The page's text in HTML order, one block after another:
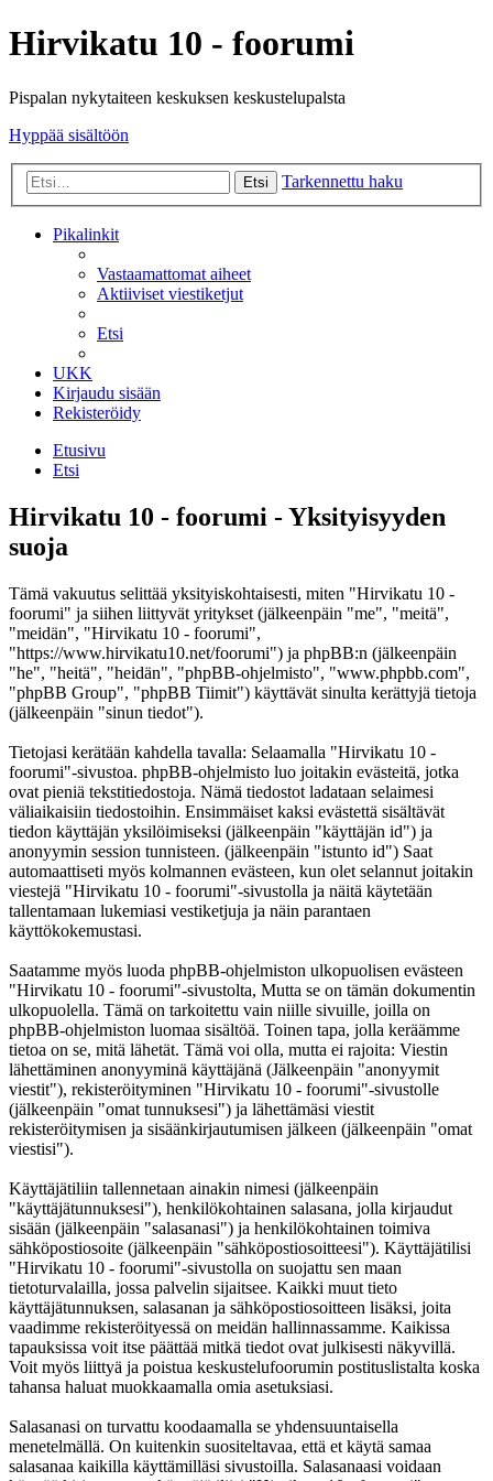
Hirvikatu 10 - foorumi
Pispalan nykytaiteen keskuksen keskustelupalsta
Hyppää sisältöön
Etsi Tarkennettu haku
Pikalinkit
Vastaamattomat aiheet
Aktiiviset viestiketjut
Etsi
UKK
Kirjaudu sisään
Rekisteröidy
Etusivu
Etsi
Hirvikatu 10 - foorumi - Yksityisyyden
suoja
Tämä vakuutus selittää yksityiskohtaisesti, miten "Hirvikatu 10 -
foorumi" ja siihen liittyvät yritykset (jälkeenpäin "me", "meitä",
"meidän", "Hirvikatu 10 - foorumi",
"https://www.hirvikatu10.net/foorumi") ja phpBB:n (jälkeenpäin
"he", "heitä", "heidän", "phpBB-ohjelmisto", "www.phpbb.com",
"phpBB Group", "phpBB Tiimit") käyttävät sinulta kerättyjä tietoja
(jälkeenpäin "sinun tiedot").
Tietojasi kerätään kahdella tavalla: Selaamalla "Hirvikatu 10 -
foorumi"-sivustoa. phpBB-ohjelmisto luo joitakin evästeitä, jotka
ovat pieniä tekstitiedostoja. Nämä tiedostot ladataan selaimesi
väliaikaisiin tiedostoihin. Ensimmäiset kaksi evästettä sisältävät
tiedon käyttäjän yksilöimiseksi (jälkeenpäin "käyttäjän id") ja
anonyymin session tunnisteen. (jälkeenpäin "istunto id") Saat
automaattiseti myös kolmannen evästeen, kun olet selannut joitakin
viestejä "Hirvikatu 10 - foorumi"-sivustolla ja näitä käytetään
tallentamaan lukemiasi vestiketjuja ja näin parantaen
käyttökokemustasi.
Saatamme myös luoda phpBB-ohjelmiston ulkopuolisen evästeen
"Hirvikatu 10 - foorumi"-sivustolta, Mutta se on tämän dokumentin
ulkopuolella. Tämä on tarkoitettu vain niille sivuille, joilla on
phpBB-ohjelmiston luomaa sisältöä. Toinen tapa, jolla keräämme
tietoa on se, mitä lähetät. Tämä voi olla, mutta ei rajoita: Viestin
lähettäminen anonyyminä käyttäjänä (Jälkeenpäin "anonyymit
viestit"), rekisteröityminen "Hirvikatu 10 - foorumi"-sivustolle
(jälkeenpäin "omat tunnuksesi") ja lähettämäsi viestit
rekisteröitymisen ja sisäänkirjautumisen jälkeen (jälkeenpäin "omat
viestisi").
Käyttäjätiliin tallennetaan ainakin nimesi (jälkeenpäin
"käyttäjätunnuksesi"), henkilökohtainen salasana, jolla kirjaudut
sisään (jälkeenpäin "salasanasi") ja henkilökohtainen toimiva
sähköpostiosoite (jälkeenpäin "sähköpostiosoitteesi"). Käyttäjätilisi
"Hirvikatu 10 - foorumi"-sivustolla on suojattu sen maan
tietoturvalailla, jossa palvelin sijaitsee. Kaikki muut tieto
käyttäjätunnuksen, salasanan ja sähköpostiosoitteen lisäksi, joita
vaadimme rekisteröityessä on meidän hallinnassamme. Kaikissa
tapauksissa voit itse päättää mitkä tiedot ovat julkisesti näkyvillä.
Voit myös liittyä ja poistua keskustelufoorumin postituslistalta koska
tahansa haluat muokkaamalla omia asetuksiasi.
Salasanasi on turvattu koodaamalla se yhdensuuntaisella
menetelmällä. On kuitenkin suositeltavaa, että et käytä samaa
salasanaa kaikilla käyttämilläsi sivustoilla. Salasanaasi voidaan